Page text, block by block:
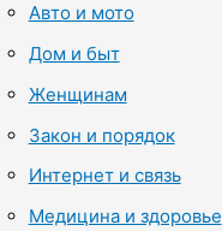
Авто и мото
Дом и быт
Женщинам
Закон и порядок
Интернет и связь
Медицина и здоровье